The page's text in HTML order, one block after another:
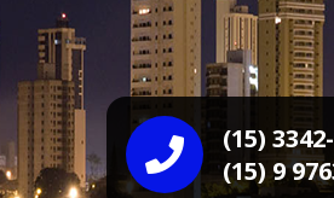
(15)
(15) 9